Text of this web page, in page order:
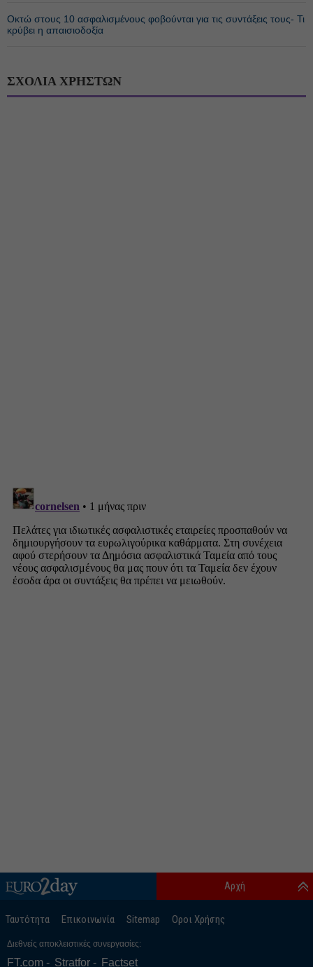
Οκτώ στους 10 ασφαλισμένους φοβούνται για τις συντάξεις τους- Τι
κρύβει η απαισιοδοξία
ΣΧΟΛΙΑ ΧΡΗΣΤΩΝ
Ταυτότητα Επικοινωνία Sitemap Οροι Χρήσης
Αρχή
Διεθνείς αποκλειστικές συνεργασίες:
FT.com Stratfor Factset